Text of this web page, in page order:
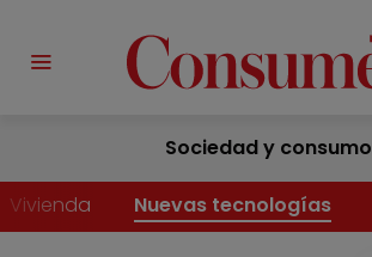
Sociedad y consumo
Vivienda Nuevas tecnologías